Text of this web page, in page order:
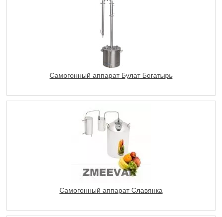
Самогонный аппарат Булат Богатырь
Самогонный аппарат Славянка